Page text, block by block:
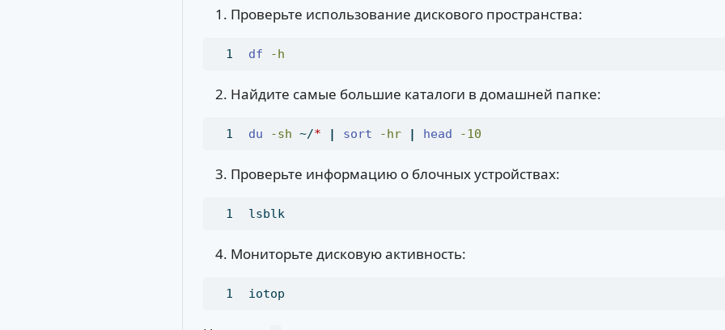
Проверьте использование дискового пространства:
df -h
Найдите самые большие каталоги в домашней папке:
du -sh ~/* | sort -hr | head -10
Проверьте информацию о блочных устройствах:
lsblk
Мониторьте дисковую активность:
iotop